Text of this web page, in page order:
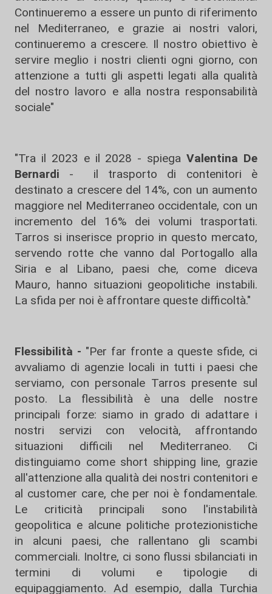
Continueremo a essere un punto di riferimento
nel Mediterraneo, e grazie ai nostri valori,
continueremo a crescere. Il nostro obiettivo è
servire meglio i nostri clienti ogni giorno, con
attenzione a tutti gli aspetti legati alla qualità
del nostro lavoro e alla nostra responsabilità
sociale"
"Tra il 2023 e il 2028 - spiegaValentina De
Bernardi - il trasporto di contenitori è
destinato a crescere del 14%, con un aumento
maggiore nel Mediterraneo occidentale, con un
incremento del 16% dei volumi trasportati.
Tarros si inserisce proprio in questo mercato,
servendo rotte che vanno dal Portogallo alla
Siria e al Libano, paesi che, come diceva
Mauro, hanno situazioni geopolitiche instabili.
La sfida per noi è affrontare queste difficoltà."
Flessibilità - "Per far fronte a queste sfide, ci
avvaliamo di agenzie locali in tutti i paesi che
serviamo, con personale Tarros presente sul
posto. La flessibilità è una delle nostre
principali forze: siamo in grado di adattare i
nostri servizi con velocità, affrontando
situazioni difficili nel Mediterraneo. Ci
distinguiamo come short shipping line, grazie
all'attenzione alla qualità dei nostri contenitori e
al customer care, che per noi è fondamentale.
Le criticità principali sono l'instabilità
geopolitica e alcune politiche protezionistiche
in alcuni paesi, che rallentano gli scambi
commerciali. Inoltre, ci sono flussi sbilanciati in
termini di volumi e tipologie di
equipaggiamento. Ad esempio, dalla Turchia